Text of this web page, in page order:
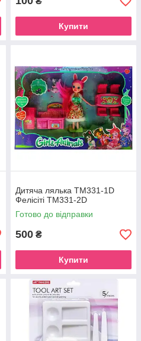
Купити
Дитяча лялька TM331-1D
Фелісіті ТМ331-2D
Готово до відправки
500 ₴
Купити